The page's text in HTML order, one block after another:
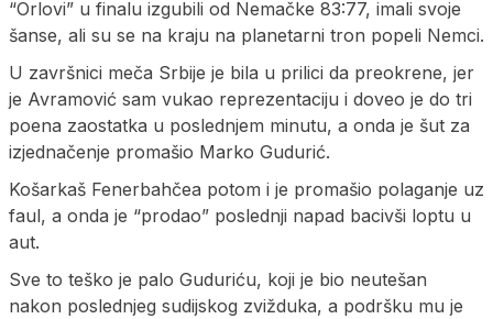
“Orlovi” u finalu izgubili od Nemačke 83:77, imali svoje
šanse, ali su se na kraju na planetarni tron popeli Nemci.
U završnici meča Srbije je bila u prilici da preokrene, jer
je Avramović sam vukao reprezentaciju i doveo je do tri
poena zaostatka u poslednjem minutu, a onda je šut za
izjednačenje promašio Marko Gudurić.
Košarkaš Fenerbahčea potom i je promašio polaganje uz
faul, a onda je “prodao” poslednji napad bacivši loptu u
aut.
Sve to teško je palo Guduriću, koji je bio neutešan
nakon poslednjeg sudijskog zvižduka, a podršku mu je